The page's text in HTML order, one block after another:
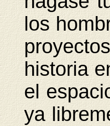
los
historia
el
ya